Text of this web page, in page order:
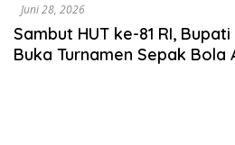
Juni 28, 2026
Sambut HUT ke-81 RI,
Buka Turnamen Sepak Bola